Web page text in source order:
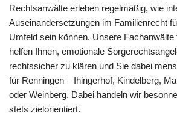
Rechtsanwälte erleben regelmäßig, wie
Auseinandersetzungen im Familienrecht
Umfeld sein können. Unsere
helfen Ihnen, emotionale
rechtssicher zu klären und Sie dabei
für Renningen – Ihingerhof, Kindelberg,
oder Weinberg. Dabei handeln wir
stets zielorientiert.